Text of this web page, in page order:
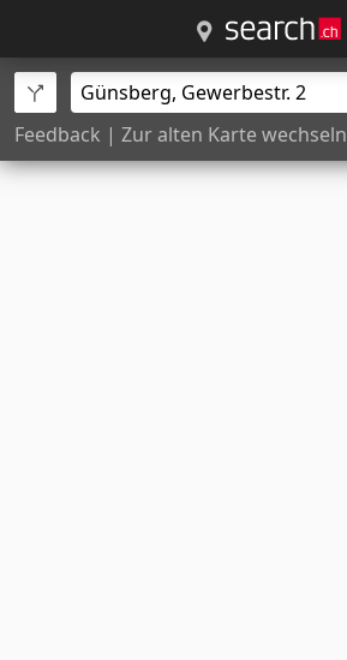
Feedback | Zur alten Karte wechseln